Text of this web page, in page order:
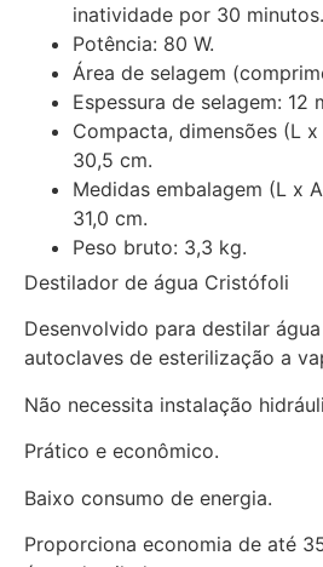
inatividade por 30 minutos.
Potência: 80 W.
Área de selagem
Espessura de selagem: 12
Compacta, dimensões (L
30,5 cm.
Medidas embalagem (L x
31,0 cm.
Peso bruto: 3,3 kg.
Destilador de água Cristófoli
Desenvolvido para destilar
autoclaves de esterilização a
Não necessita instalação
Prático e econômico.
Baixo consumo de energia.
Proporciona economia de até